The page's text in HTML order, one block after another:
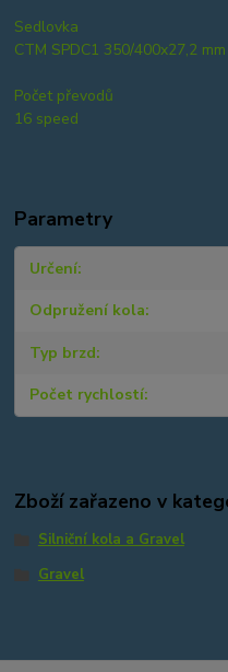
Sedlovka
CTM SPDC1 350/400x27,2 mm
Počet převodů
16 speed
Parametry
Určení
Odpružení kola
Typ brzd
Počet rychlostí
Zboží zařazeno v
Silniční kola a Gravel
Gravel